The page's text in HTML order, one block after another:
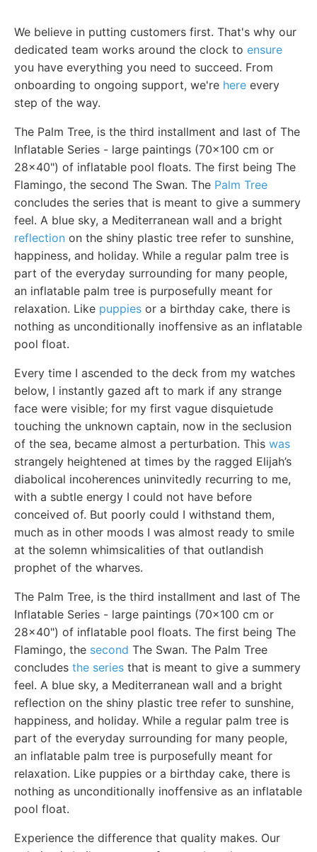
We believe in putting customers first. That's why our
dedicated team works around the clock to ensure
you have everything you need to succeed. From
onboarding to ongoing support, we're here every
step of the way.
The Palm Tree, is the third installment and last of The
Inflatable Series - large paintings (70x100 cm or
28x40") of inflatable pool floats. The first being The
Flamingo, the second The Swan. The Palm Tree
concludes the series that is meant to give a summery
feel. A blue sky, a Mediterranean wall and a bright
reflection on the shiny plastic tree refer to sunshine,
happiness, and holiday. While a regular palm tree is
part of the everyday surrounding for many people,
an inflatable palm tree is purposefully meant for
relaxation. Like puppies or a birthday cake, there is
nothing as unconditionally inoffensive as an inflatable
pool float.
Every time I ascended to the deck from my watches
below, I instantly gazed aft to mark if any strange
face were visible; for my first vague disquietude
touching the unknown captain, now in the seclusion
of the sea, became almost a perturbation. This was
strangely heightened at times by the ragged Elijah’s
diabolical incoherences uninvitedly recurring to me,
with a subtle energy I could not have before
conceived of. But poorly could I withstand them,
much as in other moods I was almost ready to smile
at the solemn whimsicalities of that outlandish
prophet of the wharves.
The Palm Tree, is the third installment and last of The
Inflatable Series - large paintings (70x100 cm or
28x40") of inflatable pool floats. The first being The
Flamingo, the second The Swan. The Palm Tree
concludes the series that is meant to give a summery
feel. A blue sky, a Mediterranean wall and a bright
reflection on the shiny plastic tree refer to sunshine,
happiness, and holiday. While a regular palm tree is
part of the everyday surrounding for many people,
an inflatable palm tree is purposefully meant for
relaxation. Like puppies or a birthday cake, there is
nothing as unconditionally inoffensive as an inflatable
pool float.
Experience the difference that quality makes. Our